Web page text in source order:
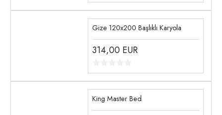
Gize 120x200 Başlıklı Karyola
314,00 EUR
King Master Bed